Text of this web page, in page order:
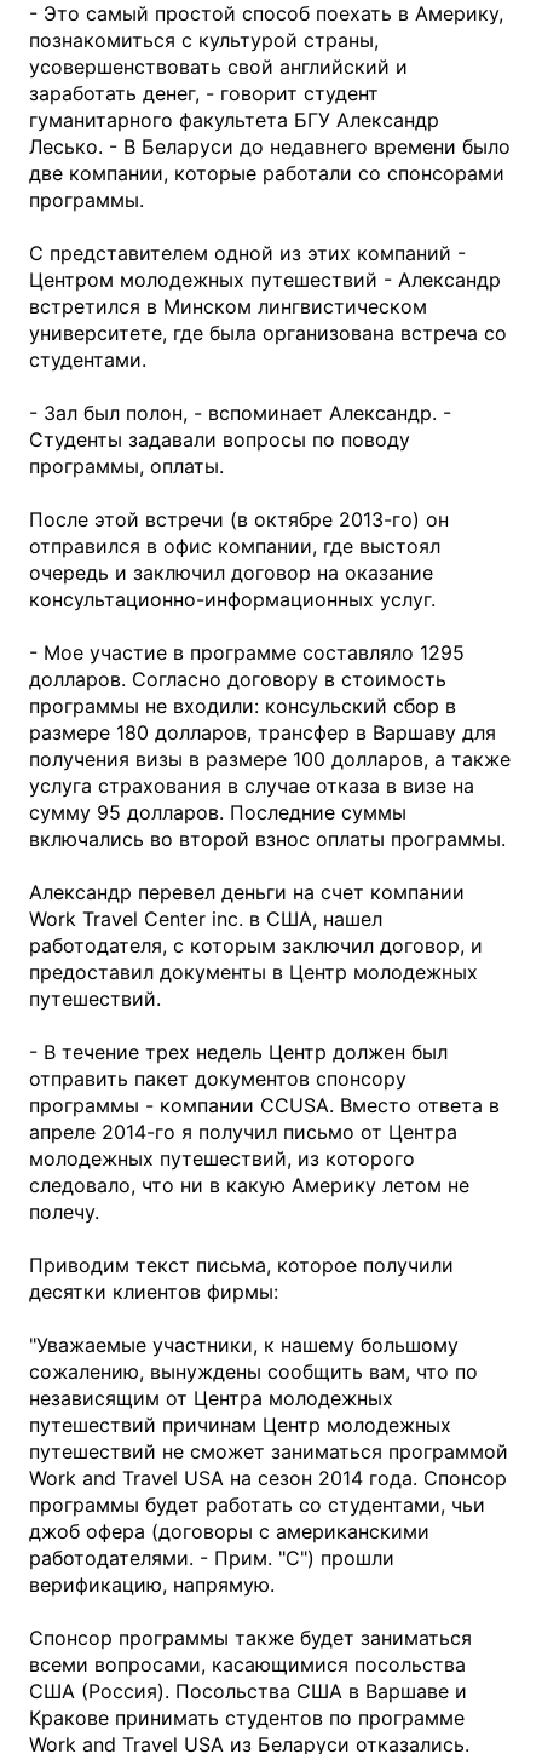
- Это самый простой способ поехать в Америку,
познакомиться с культурой страны,
усовершенствовать свой английский и
заработать денег, - говорит студент
гуманитарного факультета БГУ Александр
Лесько. - В Беларуси до недавнего времени было
две компании, которые работали со спонсорами
программы.
С представителем одной из этих компаний -
Центром молодежных путешествий - Александр
встретился в Минском лингвистическом
университете, где была организована встреча со
студентами.
- Зал был полон, - вспоминает Александр. -
Студенты задавали вопросы по поводу
программы, оплаты.
После этой встречи (в октябре 2013-го) он
отправился в офис компании, где выстоял
очередь и заключил договор на оказание
консультационно-информационных услуг.
- Мое участие в программе составляло 1295
долларов. Согласно договору в стоимость
программы не входили: консульский сбор в
размере 180 долларов, трансфер в Варшаву для
получения визы в размере 100 долларов, а также
услуга страхования в случае отказа в визе на
сумму 95 долларов. Последние суммы
включались во второй взнос оплаты программы.
Александр перевел деньги на счет компании
Work Travel Center inc. в США, нашел
работодателя, с которым заключил договор, и
предоставил документы в Центр молодежных
путешествий.
- В течение трех недель Центр должен был
отправить пакет документов спонсору
программы - компании ССUSA. Вместо ответа в
апреле 2014-го я получил письмо от Центра
молодежных путешествий, из которого
следовало, что ни в какую Америку летом не
полечу.
Приводим текст письма, которое получили
десятки клиентов фирмы:
"Уважаемые участники, к нашему большому
сожалению, вынуждены сообщить вам, что по
независящим от Центра молодежных
путешествий причинам Центр молодежных
путешествий не сможет заниматься программой
Work and Travel USA на сезон 2014 года. Спонсор
программы будет работать со студентами, чьи
джоб офера (договоры с американскими
работодателями. - Прим. "С") прошли
верификацию, напрямую.
Спонсор программы также будет заниматься
всеми вопросами, касающимися посольства
США (Россия). Посольства США в Варшаве и
Кракове принимать студентов по программе
Work and Travel USA из Беларуси отказались.